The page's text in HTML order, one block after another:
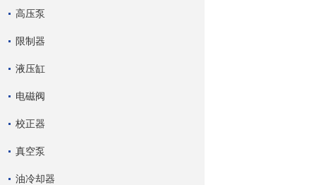
高压泵
限制器
液压缸
电磁阀
校正器
真空泵
油冷却器